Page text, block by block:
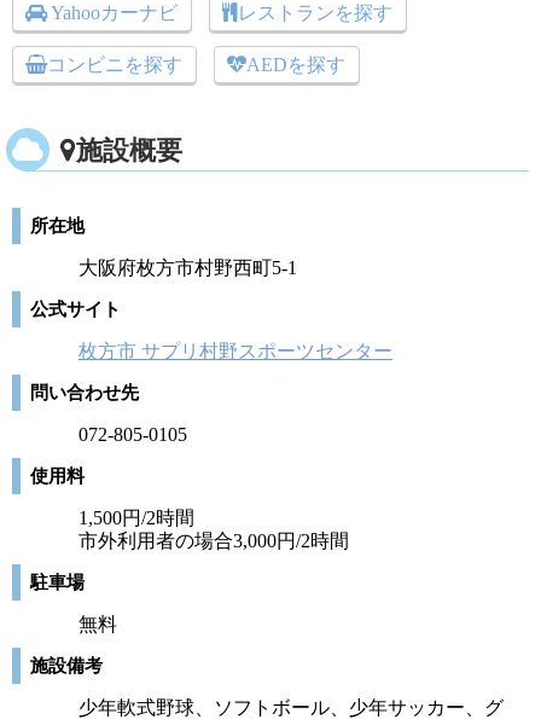
Yahooカーナビ レストランを探す
コンビニを探す AEDを探す
施設概要
所在地
大阪府枚方市村野西町5-1
公式サイト
枚方市 サプリ村野スポーツセンター
問い合わせ先
072-805-0105
使用料
1,500円/2時間
市外利用者の場合3,000円/2時間
駐車場
無料
施設備考
少年軟式野球、ソフトボール、少年サッカー、グ